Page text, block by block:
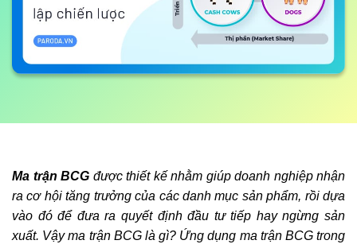
Ma trận BCG được thiết kế nhằm giúp doanh nghiệp nhận
ra cơ hội tăng trưởng của các danh mục sản phẩm, rồi dựa
vào đó để đưa ra quyết định đầu tư tiếp hay ngừng sản
xuất. Vậy ma trận BCG là gì? Ứng dụng ma trận BCG trong